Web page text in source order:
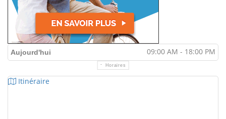
Aujourd'hui 09:00 AM - 18:00 PM
Horaires
Itinéraire